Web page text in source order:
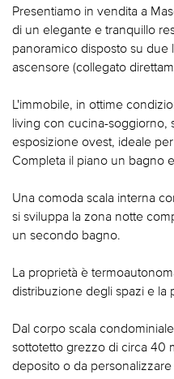
Presentiamo in vendita a
di un elegante e tranquillo
panoramico disposto su due
ascensore (collegato
L'immobile, in ottime
living con cucina-soggiorno,
esposizione ovest, ideale
Completa il piano un bagno
Una comoda scala interna
si sviluppa la zona notte
un secondo bagno.
La proprietà è
distribuzione degli spazi e la
Dal corpo scala
sottotetto grezzo di circa 40
deposito o da